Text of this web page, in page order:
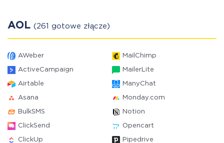
AOL (261 gotowe złącze)
AWeber MailChimp
ActiveCampaign MailerLite
Airtable ManyChat
Asana Monday.com
BulkSMS Notion
ClickSend Opencart
ClickUp Pipedrive